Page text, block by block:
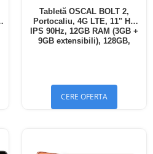
Tabletă OSCAL BOLT 2,
Portocaliu, 4G LTE, 11" HD
IPS 90Hz, 12GB RAM (3GB +
9GB extensibili), 128GB,
CERE OFERTA